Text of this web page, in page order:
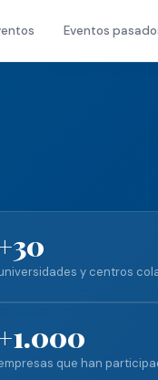
Eventos
y centros
que han